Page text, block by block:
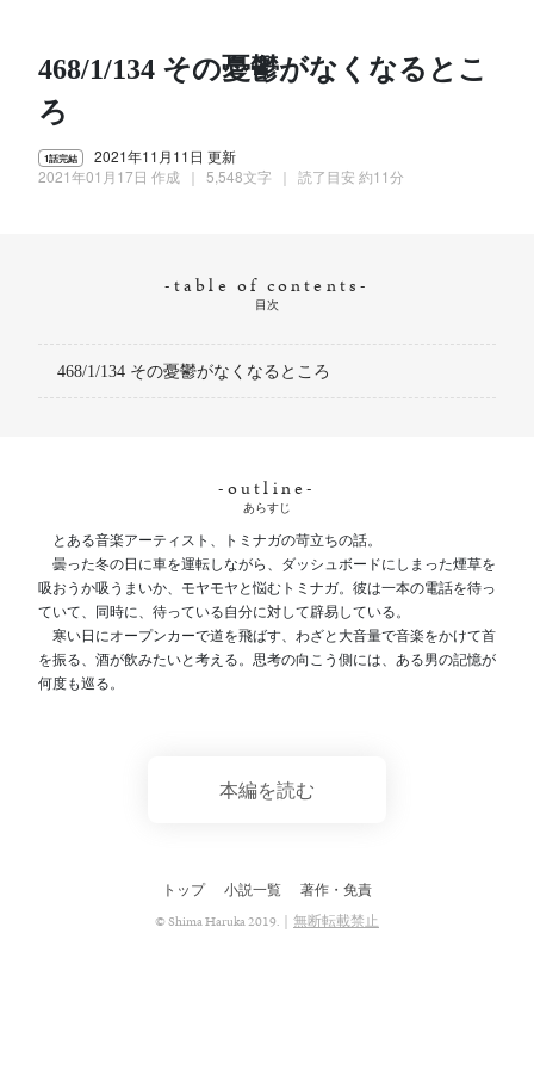
468/1/134 その憂鬱がなくなるとこ
ろ
1話完結
2021年11月11日 更新
2021年01月17日 作成
5,548文字 読了目安 約11分
目次
468/1/134 その憂鬱がなくなるところ
あらすじ
とある音楽アーティスト、トミナガの苛立ちの話。
曇った冬の日に車を運転しながら、ダッシュボードにしまった煙草を
吸おうか吸うまいか、モヤモヤと悩むトミナガ。彼は一本の電話を待っ
ていて、同時に、待っている自分に対して辟易している。
寒い日にオープンカーで道を飛ばす、わざと大音量で音楽をかけて首
を振る、酒が飲みたいと考える。思考の向こう側には、ある男の記憶が
何度も巡る。
本編を読む
トップ 小説一覧
著作・免責
© Shima Haruka 2019.｜ 無断転載禁止